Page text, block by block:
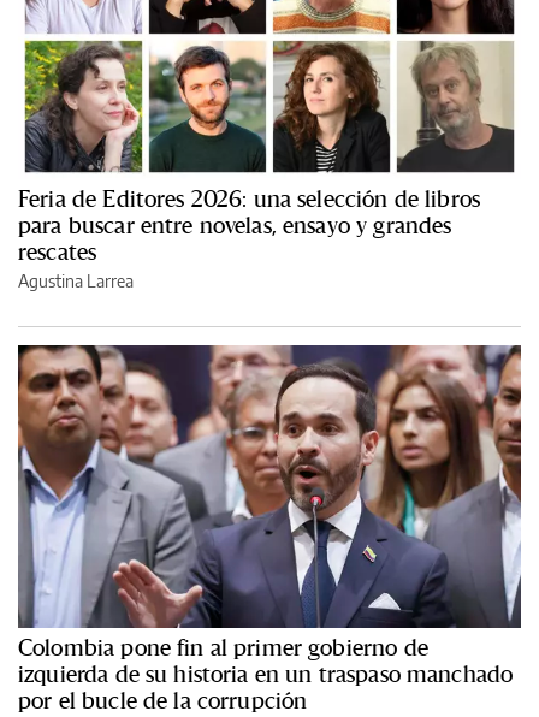
Feria de Editores 2026: una selección de libros
para buscar entre novelas, ensayo y grandes
rescates
Agustina Larrea
Colombia pone fin al primer gobierno de
izquierda de su historia en un traspaso manchado
por el bucle de la corrupción